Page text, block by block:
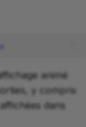
animé
y compris
dans